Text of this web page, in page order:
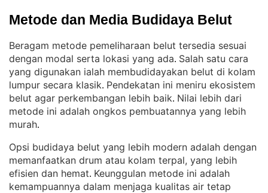
Metode dan Media Budidaya Belut
Beragam metode pemeliharaan belut tersedia sesuai
dengan modal serta lokasi yang ada. Salah satu cara
yang digunakan ialah membudidayakan belut di kolam
lumpur secara klasik. Pendekatan ini meniru ekosistem
belut agar perkembangan lebih baik. Nilai lebih dari
metode ini adalah ongkos pembuatannya yang lebih
murah.
Opsi budidaya belut yang lebih modern adalah dengan
memanfaatkan drum atau kolam terpal, yang lebih
efisien dan hemat. Keunggulan metode ini adalah
kemampuannya dalam menjaga kualitas air tetap